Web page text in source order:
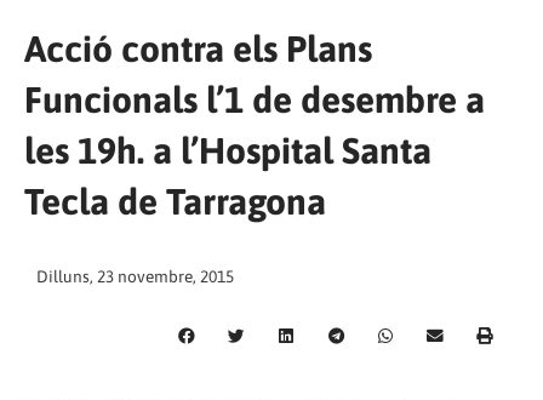
Acció contra els Plans
Funcionals l’1 de desembre a
les 19h. a l’Hospital Santa
Tecla de Tarragona
Dilluns, 23 novembre, 2015